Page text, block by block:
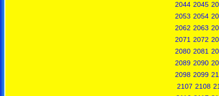
2044 2045
2053 2054
2062 2063
2071 2072
2080 2081
2089 2090
2098 2099
2107 2108